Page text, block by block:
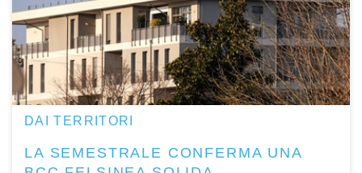
DAI TERRITORI
LA SEMESTRALE CONFERMA UNA